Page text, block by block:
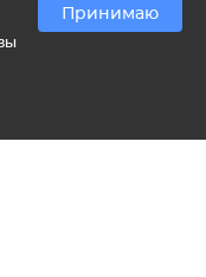
Принимаю